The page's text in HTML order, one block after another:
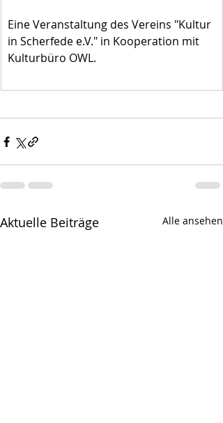
Eine Veranstaltung des Vereins "Kultur
in Scherfede e.V." in Kooperation mit
Kulturbüro OWL.
Aktuelle Beiträge Alle ansehen